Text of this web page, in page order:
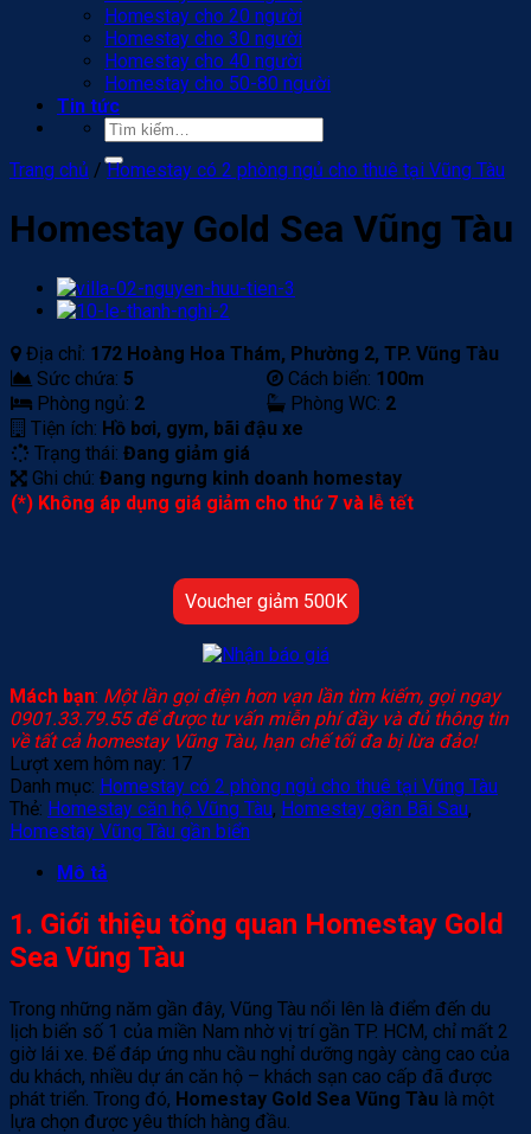
Homestay cho 20 người
Homestay cho 30 người
Homestay cho 40 người
Homestay cho 50-80 người
Tin tức
Tìm
kiếm:
Trang chủ / Homestay có 2 phòng ngủ cho thuê tại Vũng Tàu
Homestay Gold Sea Vũng Tàu
Địa chỉ: 172 Hoàng Hoa Thám, Phường 2, TP. Vũng Tàu
Sức chứa: 5 Cách biển: 100m
Phòng ngủ: 2 Phòng WC: 2
Tiện ích: Hồ bơi, gym, bãi đậu xe
Trạng thái: Đang giảm giá
Ghi chú: Đang ngưng kinh doanh homestay
(*) Không áp dụng giá giảm cho thứ 7 và lễ tết
Voucher giảm 500K
Mách bạn: Một lần gọi điện hơn vạn lần tìm kiếm, gọi ngay
0901.33.79.55 để được tư vấn miễn phí đầy và đủ thông tin
về tất cả homestay Vũng Tàu, hạn chế tối đa bị lừa đảo!
Lượt xem hôm nay: 17
Danh mục: Homestay có 2 phòng ngủ cho thuê tại Vũng Tàu
Thẻ: Homestay căn hộ Vũng Tàu, Homestay gần Bãi Sau,
Homestay Vũng Tàu gần biển
Mô tả
1. Giới thiệu tổng quan Homestay Gold
Sea Vũng Tàu
Trong những năm gần đây, Vũng Tàu nổi lên là điểm đến du
lịch biển số 1 của miền Nam nhờ vị trí gần TP. HCM, chỉ mất 2
giờ lái xe. Để đáp ứng nhu cầu nghỉ dưỡng ngày càng cao của
du khách, nhiều dự án căn hộ – khách sạn cao cấp đã được
phát triển. Trong đó, Homestay Gold Sea Vũng Tàu là một
lựa chọn được yêu thích hàng đầu.